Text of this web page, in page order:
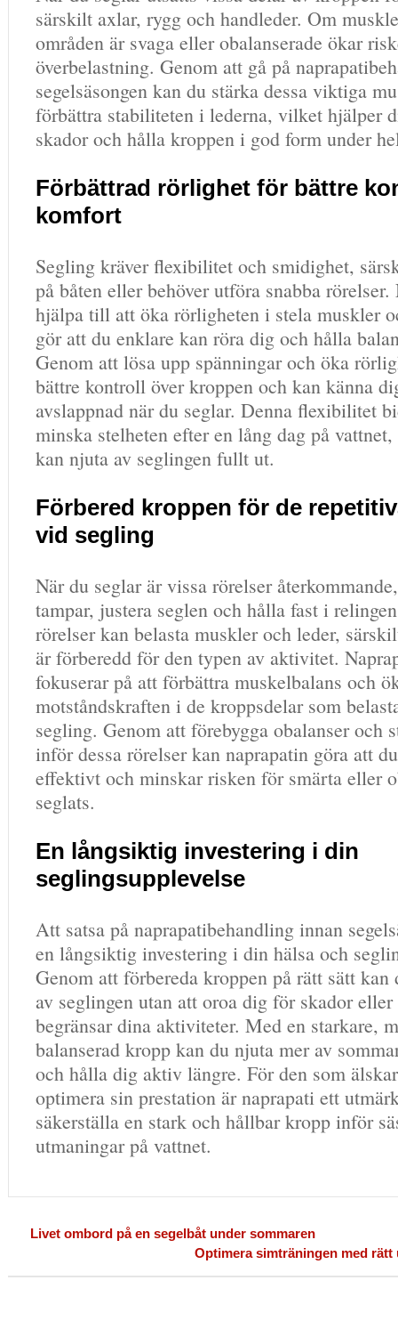
särskilt axlar, rygg och handleder. Om
områden är svaga eller obalanserade ökar
överbelastning. Genom att gå på
segelsäsongen kan du stärka dessa viktiga
förbättra stabiliteten i lederna, vilket hjälper
skador och hålla kroppen i god form under
Förbättrad rörlighet för bättre
komfort
Segling kräver flexibilitet och smidighet,
på båten eller behöver utföra snabba
hjälpa till att öka rörligheten i stela muskler
gör att du enklare kan röra dig och hålla
Genom att lösa upp spänningar och öka
bättre kontroll över kroppen och kan känna
avslappnad när du seglar. Denna flexibilitet
minska stelheten efter en lång dag på
kan njuta av seglingen fullt ut.
Förbered kroppen för de
vid segling
När du seglar är vissa rörelser
tampar, justera seglen och hålla fast i
rörelser kan belasta muskler och leder,
är förberedd för den typen av aktivitet.
fokuserar på att förbättra muskelbalans och
motståndskraften i de kroppsdelar som
segling. Genom att förebygga obalanser och
inför dessa rörelser kan naprapatin göra att
effektivt och minskar risken för smärta eller
seglats.
En långsiktig investering i din
seglingsupplevelse
Att satsa på naprapatibehandling innan
en långsiktig investering i din hälsa och
Genom att förbereda kroppen på rätt sätt kan
av seglingen utan att oroa dig för skador
begränsar dina aktiviteter. Med en starkare,
balanserad kropp kan du njuta mer av
och hålla dig aktiv längre. För den som
optimera sin prestation är naprapati ett
säkerställa en stark och hållbar kropp inför
utmaningar på vattnet.
Livet ombord på en segelbåt under sommaren
Optimera simträningen med